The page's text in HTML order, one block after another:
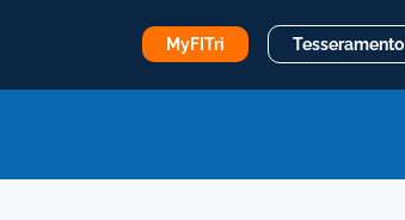
MyFITri Tesseramento